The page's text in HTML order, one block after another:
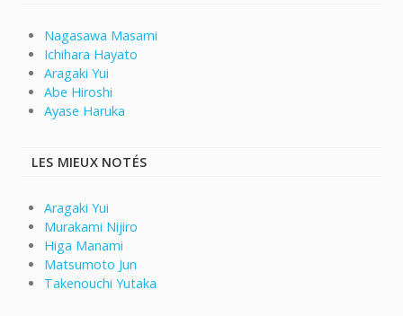
Nagasawa Masami
Ichihara Hayato
Aragaki Yui
Abe Hiroshi
Ayase Haruka
LES MIEUX NOTÉS
Aragaki Yui
Murakami Nijiro
Higa Manami
Matsumoto Jun
Takenouchi Yutaka